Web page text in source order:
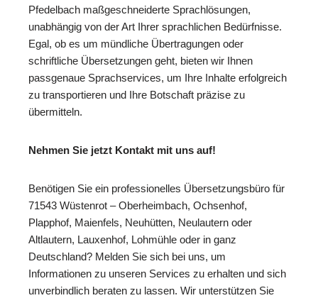
Pfedelbach maßgeschneiderte Sprachlösungen,
unabhängig von der Art Ihrer sprachlichen Bedürfnisse.
Egal, ob es um mündliche Übertragungen oder
schriftliche Übersetzungen geht, bieten wir Ihnen
passgenaue Sprachservices, um Ihre Inhalte erfolgreich
zu transportieren und Ihre Botschaft präzise zu
übermitteln.
Nehmen Sie jetzt Kontakt mit uns auf!
Benötigen Sie ein professionelles Übersetzungsbüro für
71543 Wüstenrot – Oberheimbach, Ochsenhof,
Plapphof, Maienfels, Neuhütten, Neulautern oder
Altlautern, Lauxenhof, Lohmühle oder in ganz
Deutschland? Melden Sie sich bei uns, um
Informationen zu unseren Services zu erhalten und sich
unverbindlich beraten zu lassen. Wir unterstützen Sie